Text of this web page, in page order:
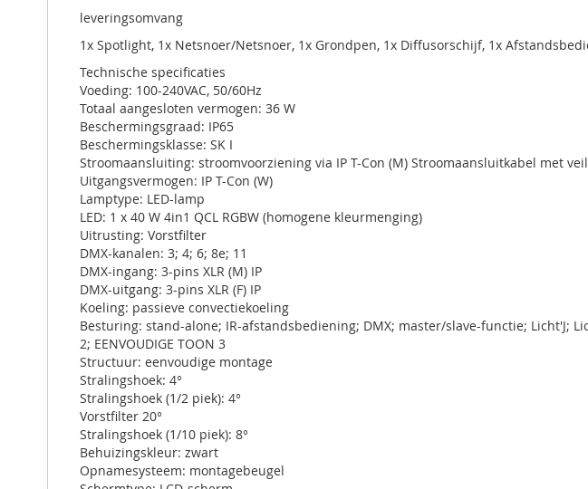
leveringsomvang
1x Spotlight, 1x Netsnoer/Netsnoer, 1x Grondpen, 1x Diffusorschijf, 1x
Technische specificaties
Voeding: 100-240VAC, 50/60Hz
Totaal aangesloten vermogen: 36 W
Beschermingsgraad: IP65
Beschermingsklasse: SK I
Stroomaansluiting: stroomvoorziening via IP T-Con (M) Stroomaansluitkabel met
Uitgangsvermogen: IP T-Con (W)
Lamptype: LED-lamp
LED: 1 x 40 W 4in1 QCL RGBW (homogene kleurmenging)
Uitrusting: Vorstfilter
DMX-kanalen: 3; 4; 6; 8e; 11
DMX-ingang: 3-pins XLR (M) IP
DMX-uitgang: 3-pins XLR (F) IP
Koeling: passieve convectiekoeling
Besturing: stand-alone; IR-afstandsbediening; DMX; master/slave-functie; Licht'J;
2; EENVOUDIGE TOON 3
Structuur: eenvoudige montage
Stralingshoek: 4°
Stralingshoek (1/2 piek): 4°
Vorstfilter 20°
Stralingshoek (1/10 piek): 8°
Behuizingskleur: zwart
Opnamesysteem: montagebeugel